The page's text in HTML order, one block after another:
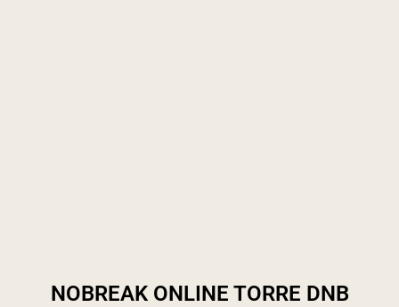
NOBREAK ONLINE TORRE DNB